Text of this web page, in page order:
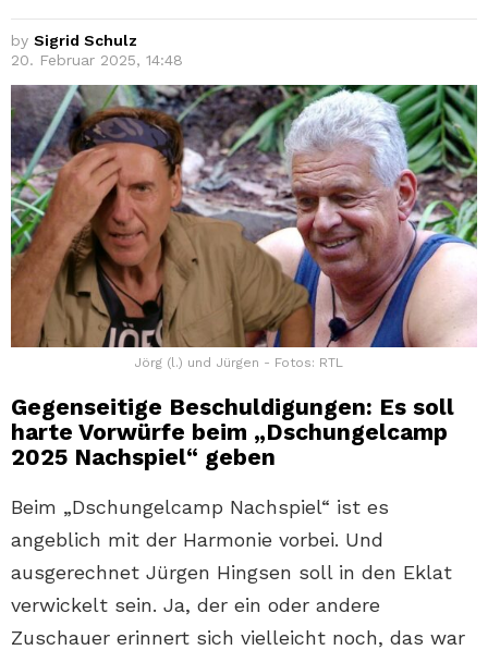
by Sigrid Schulz
20. Februar 2025, 14:48
Jörg (l.) und Jürgen - Fotos: RTL
Gegenseitige Beschuldigungen: Es soll
harte Vorwürfe beim „Dschungelcamp
2025 Nachspiel“ geben
Beim „Dschungelcamp Nachspiel“ ist es
angeblich mit der Harmonie vorbei. Und
ausgerechnet Jürgen Hingsen soll in den Eklat
verwickelt sein. Ja, der ein oder andere
Zuschauer erinnert sich vielleicht noch, das war